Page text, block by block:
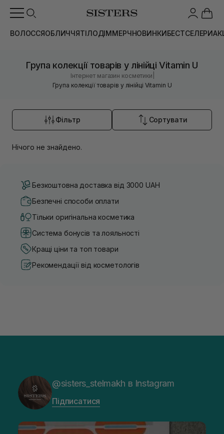
ВОЛОССЯОБЛИЧЧЯТІЛОДІММЕРЧНОВИНКИБЕСТСЕЛЕРИ
Група колекції товарів у лінійці Vitamin U
Інтернет магазин косметики
Група колекції товарів у лінійці Vitamin U
Фільтр Сортувати
Нічого не знайдено.
Безкоштовна доставка від 3000 UAH
Безпечні способи оплати
Тільки оригінальна косметика
Система бонусів та лояльності
Кращі ціни та топ товари
Рекомендації від косметологів
@sisters_stelmakh в Instagram
Підписатися